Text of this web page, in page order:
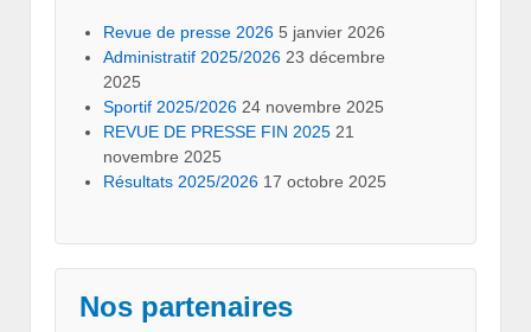
Revue de presse 2026 5 janvier 2026
Administratif 2025/2026 23 décembre
2025
Sportif 2025/2026 24 novembre 2025
REVUE DE PRESSE FIN 2025 21
novembre 2025
Résultats 2025/2026 17 octobre 2025
Nos partenaires